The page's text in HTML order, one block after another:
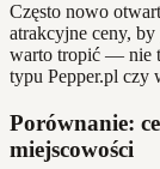
Często nowo
atrakcyjne ceny,
warto tropić — nie
typu Pepper.pl czy
Porównanie:
miejscowości